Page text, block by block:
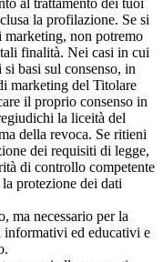
al trattamento dei tuoi
la profilazione. Se si
marketing, non potremo
finalità. Nei casi in cui
basi sul consenso, in
marketing del Titolare
il proprio consenso in
la liceità del
della revoca. Se ritieni
dei requisiti di legge,
di controllo competente
protezione dei dati
ma necessario per la
ed educativi e